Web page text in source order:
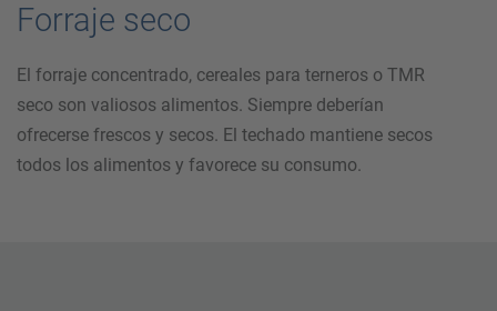
Forraje seco
El forraje concentrado, cereales para terneros o TMR
seco son valiosos alimentos. Siempre deberían
ofrecerse frescos y secos. El techado mantiene secos
todos los alimentos y favorece su consumo.